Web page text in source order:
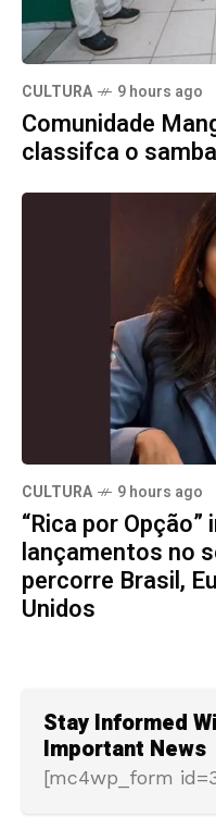
CULTURA 9 hours ago
Comunidade
classifca o
CULTURA 9 hours ago
“Rica por
lançamentos no
percorre Brasil,
Unidos
Stay Informed
Important News
[mc4wp_form